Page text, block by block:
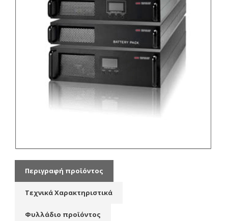
Περιγραφή προϊόντος
Τεχνικά Χαρακτηριστικά
Φυλλάδιο προϊόντος